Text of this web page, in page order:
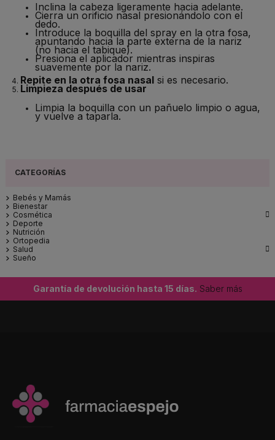
Inclina la cabeza ligeramente hacia adelante.
Cierra un orificio nasal presionándolo con el
dedo.
Introduce la boquilla del spray en la otra fosa,
apuntando hacia la parte externa de la nariz
(no hacia el tabique).
Presiona el aplicador mientras inspiras
suavemente por la nariz.
Repite en la otra fosa nasal si es necesario.
Limpieza después de usar
Limpia la boquilla con un pañuelo limpio o agua,
y vuelve a taparla.
Bebés y Mamás
Bienestar
Cosmética

Deporte
Nutrición
Ortopedia
Salud

Sueño
Garantía de devolución hasta 15 días. Saber más